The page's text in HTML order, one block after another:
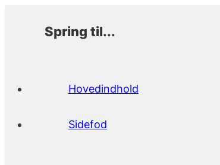
Spring til...
Hovedindhold
Sidefod